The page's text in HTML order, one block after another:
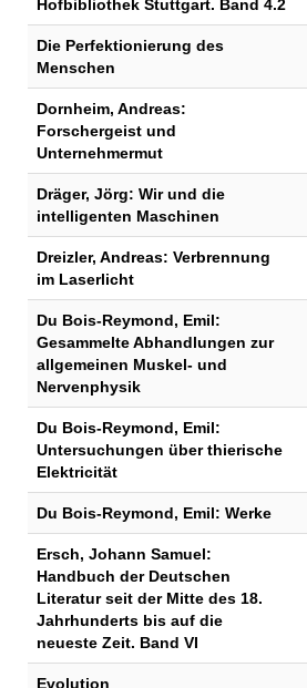
Hofbibliothek Stuttgart. Band 4.2
Die Perfektionierung des
Menschen
Dornheim, Andreas:
Forschergeist und
Unternehmermut
Dräger, Jörg: Wir und die
intelligenten Maschinen
Dreizler, Andreas: Verbrennung
im Laserlicht
Du Bois-Reymond, Emil:
Gesammelte Abhandlungen zur
allgemeinen Muskel- und
Nervenphysik
Du Bois-Reymond, Emil:
Untersuchungen über thierische
Elektricität
Du Bois-Reymond, Emil: Werke
Ersch, Johann Samuel:
Handbuch der Deutschen
Literatur seit der Mitte des 18.
Jahrhunderts bis auf die
neueste Zeit. Band VI
Evolution